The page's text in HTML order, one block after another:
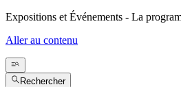
Expositions et Événements - La
Aller au contenu
Rechercher